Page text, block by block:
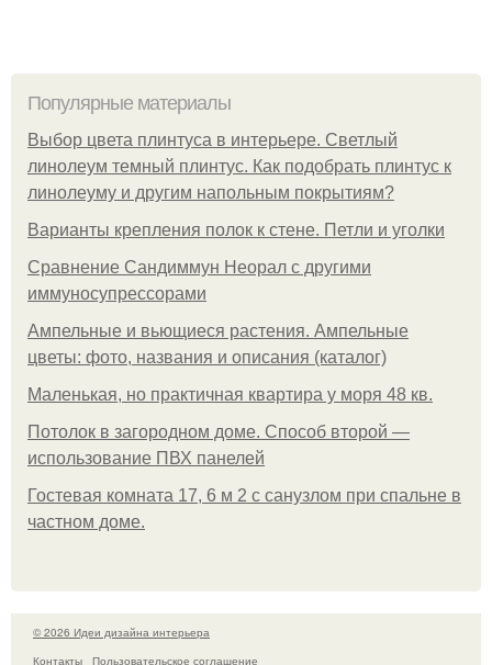
Популярные материалы
Выбор цвета плинтуса в интерьере. Светлый
линолеум темный плинтус. Как подобрать плинтус к
линолеуму и другим напольным покрытиям?
Варианты крепления полок к стене. Петли и уголки
Сравнение Сандиммун Неорал с другими
иммуносупрессорами
Ампельные и вьющиеся растения. Ампельные
цветы: фото, названия и описания (каталог)
Маленькая, но практичная квартира у моря 48 кв.
Потолок в загородном доме. Способ второй —
использование ПВХ панелей
Гостевая комната 17, 6 м 2 с санузлом при спальне в
частном доме.
© 2026 Идеи дизайна интерьера
Контакты
Пользовательское соглашение